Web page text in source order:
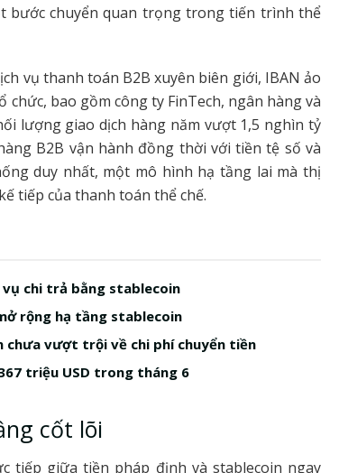
bước chuyển quan trọng trong tiến trình thể
vụ thanh toán B2B xuyên biên giới, IBAN ảo
bao gồm công ty FinTech, ngân hàng và
lượng giao dịch hàng năm vượt 1,5 nghìn tỷ
B2B vận hành đồng thời với tiền tệ số và
duy nhất, một mô hình hạ tầng lai mà thị
tiếp của thanh toán thể chế.
chi trả bằng stablecoin
rộng hạ tầng stablecoin
chưa vượt trội về chi phí chuyển tiền
triệu USD trong tháng 6
cốt lõi
tiếp giữa tiền pháp định và stablecoin ngay